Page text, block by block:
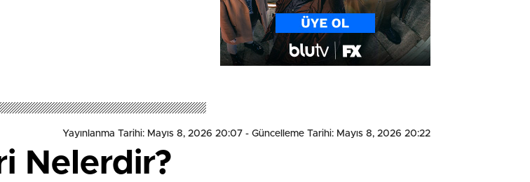
Yayınlanma Tarihi: Mayıs 8, 2026 20:07 - Güncelleme Tarihi: Mayıs 8, 2026 20:22
Nelerdir?